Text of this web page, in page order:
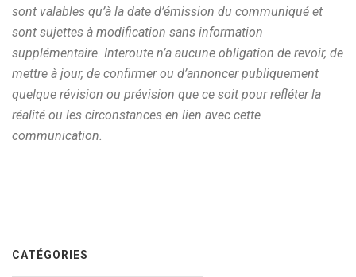
sont valables qu’à la date d’émission du communiqué et
sont sujettes à modification sans information
supplémentaire. Interoute n’a aucune obligation de revoir, de
mettre à jour, de confirmer ou d’annoncer publiquement
quelque révision ou prévision que ce soit pour refléter la
réalité ou les circonstances en lien avec cette
communication.
CATÉGORIES